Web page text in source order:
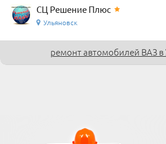
СЦ Решение Плюс
Ульяновск
ремонт автомобилей ВАЗ в